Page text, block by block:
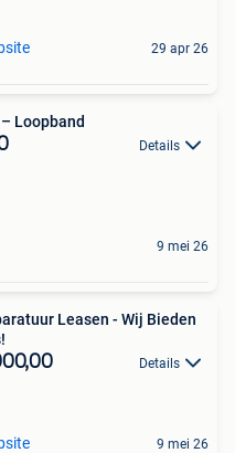
29 apr 26
Loopband
Details
9 mei 26
Leasen - Wij Bieden
Details
9 mei 26